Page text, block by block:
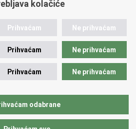
točka za Republiku Hrvatsku
kolačiće
Prihvaćam Ne prihvaćam
Prihvaćam Ne prihvaćam
Prihvaćam Ne prihvaćam
odabrane